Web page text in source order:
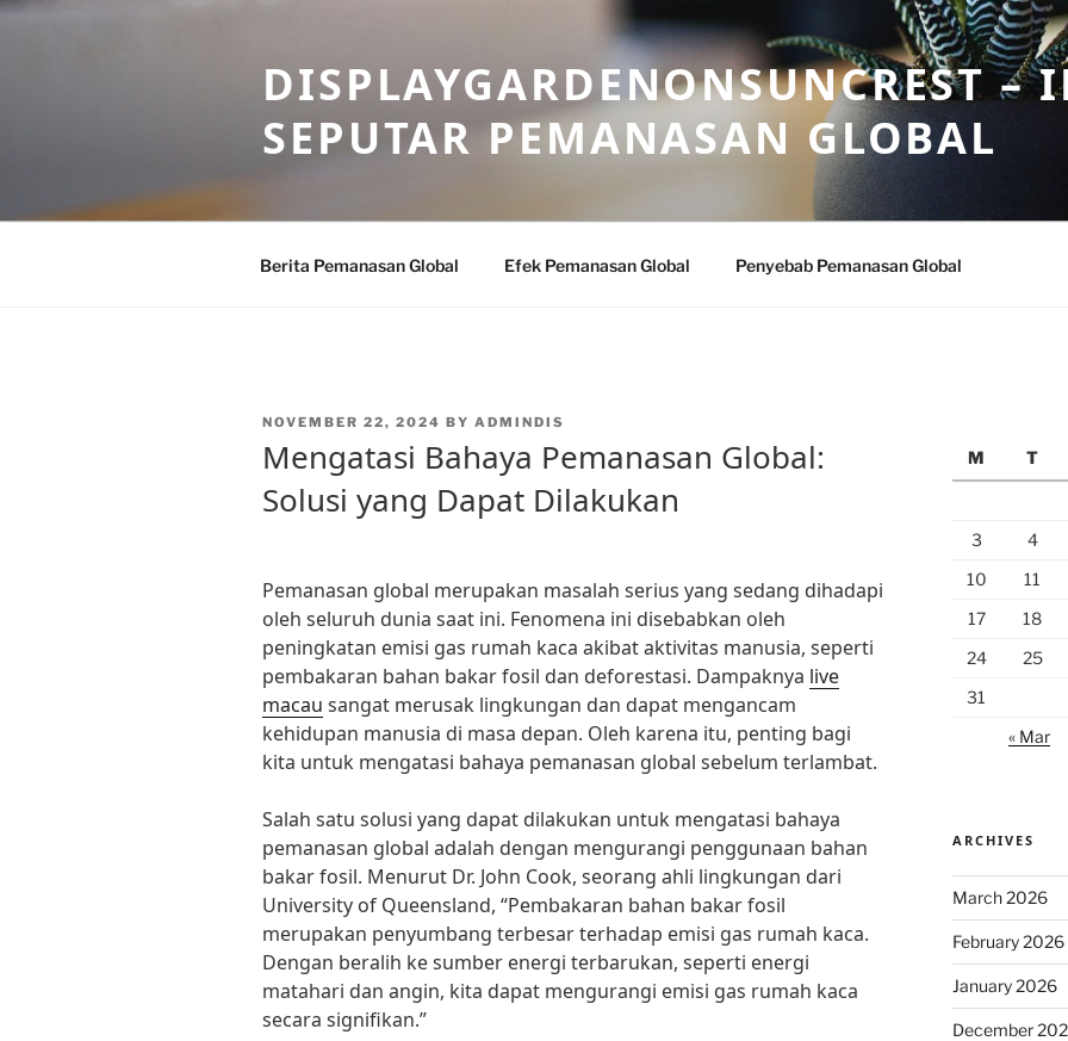
Skip
DISPLAYGARDENONSUNCREST –
SEPUTAR PEMANASAN GLOBAL
Berita Pemanasan Global Efek Pemanasan Global Penyebab Pemanasan Global
POSTED
NOVEMBER 22, 2024 BY ADMINDIS
Mengatasi Bahaya Pemanasan Global:
Solusi yang Dapat Dilakukan
Pemanasan global merupakan masalah serius yang sedang dihadapi
oleh seluruh dunia saat ini. Fenomena ini disebabkan oleh
peningkatan emisi gas rumah kaca akibat aktivitas manusia, seperti
pembakaran bahan bakar fosil dan deforestasi. Dampaknya live
macau sangat merusak lingkungan dan dapat mengancam
kehidupan manusia di masa depan. Oleh karena itu, penting bagi
kita untuk mengatasi bahaya pemanasan global sebelum terlambat.
Salah satu solusi yang dapat dilakukan untuk mengatasi bahaya
pemanasan global adalah dengan mengurangi penggunaan bahan
bakar fosil. Menurut Dr. John Cook, seorang ahli lingkungan dari
University of Queensland, “Pembakaran bahan bakar fosil
merupakan penyumbang terbesar terhadap emisi gas rumah kaca.
Dengan beralih ke sumber energi terbarukan, seperti energi
matahari dan angin, kita dapat mengurangi emisi gas rumah kaca
secara signifikan.”
M
T
3
4
10
11
17
18
24
25
31
« Mar
ARCHIVES
March 2026
February 2026
January 2026
December